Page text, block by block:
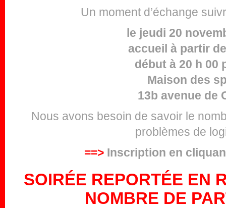
Un moment d’échange
le jeudi 20
accueil à partir
début à 20 h 00
Maison des
13b avenue de
Nous avons besoin de savoir le
problèmes de
==> Inscription en
SOIRÉE REPORTÉE EN
NOMBRE DE